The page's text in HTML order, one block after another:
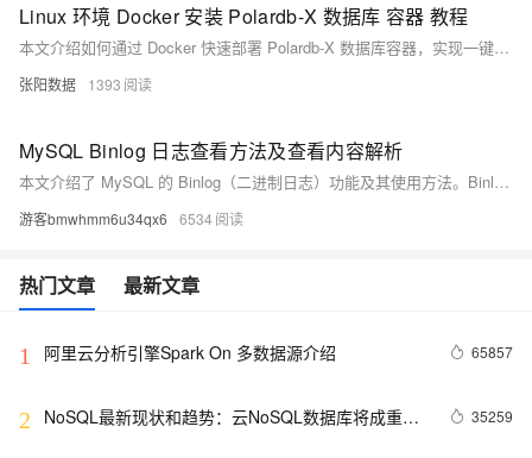
Linux 环境 Docker 安装 Polardb-X 数据库 容器 教程
本文介绍如何通过 Docker 快速部署 Polardb-X 数据库容器，实现一键启动。涵盖镜像拉取、容器运行、登录验证等步骤，操作简便，适用于快速开发与测试环境。附往期7篇主流系统安装教程。
张阳数据 1393
MySQL Binlog 日志查看方法及查看内容解析
本文介绍了 MySQL 的 Binlog（二进制日志）功能及其使用方法。Binlog 记录了数据库的所有数据变更操作，如 INSERT、UPDATE 和 DELETE，对数据恢复、主从复制和审计至关重要。文章详细说明了如何开启 Binlog 功能、查看当前日志文件及内容，并解析了常见的事件类型，包括 Format_desc、Query、Table_map、Write_rows、Update_rows 和 Delete_rows 等，帮助用户掌握数据库变化历史，提升维护和排障能力。
游客bmwhmm6u34qx6 6534
热门文章 最新文章
1 阿里云分析引擎Spark On 多数据源介绍 65857
2
NoSQL最新现状和趋势：云NoSQL数据库将成重要
35259